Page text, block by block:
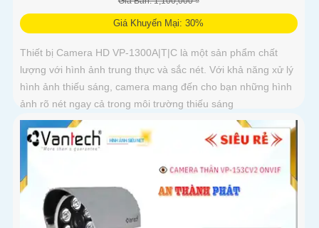
Giá Khuyến Mại: 30%
Thiết bị Camera HD VP-1300A|T|C là một sản phẩm chất
lượng với hình ảnh trung thực và sắc nét. Với khả năng xử lý
hình ảnh thiếu sáng, camera mang đến cho bạn những hình
ảnh rõ nét ngay cả trong môi trường thiếu sáng